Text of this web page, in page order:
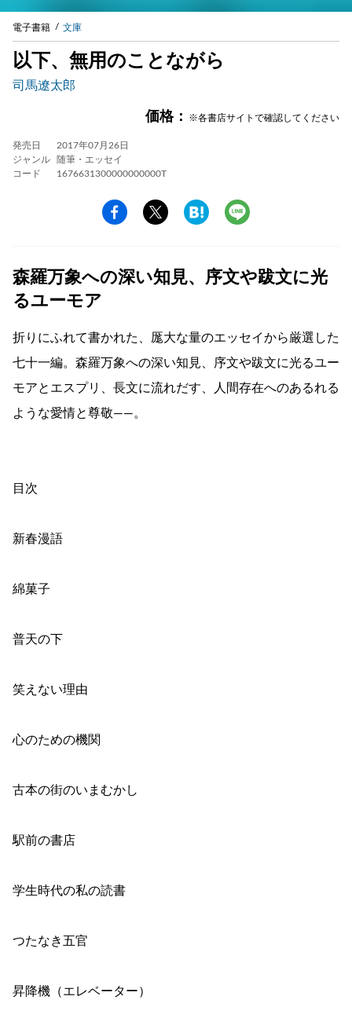
電子書籍 文庫
以下、無用のことながら
司馬遼太郎
価格： ※各書店サイトで確認してください
発売日
2017年07月26日
ジャンル
随筆・エッセイ
コード
1676631300000000000T
森羅万象への深い知見、序文や跋文に光
るユーモア
折りにふれて書かれた、厖大な量のエッセイから厳選した
七十一編。森羅万象への深い知見、序文や跋文に光るユー
モアとエスプリ、長文に流れだす、人間存在へのあるれる
ような愛情と尊敬――。
目次
新春漫語
綿菓子
普天の下
笑えない理由
心のための機関
古本の街のいまむかし
駅前の書店
学生時代の私の読書
つたなき五官
昇降機（エレベーター）